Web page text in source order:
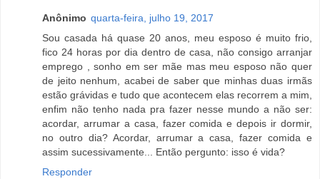
Anônimo quarta-feira, julho 19, 2017
Sou casada há quase 20 anos, meu esposo é muito frio,
fico 24 horas por dia dentro de casa, não consigo arranjar
emprego , sonho em ser mãe mas meu esposo não quer
de jeito nenhum, acabei de saber que minhas duas irmãs
estão grávidas e tudo que acontecem elas recorrem a mim,
enfim não tenho nada pra fazer nesse mundo a não ser:
acordar, arrumar a casa, fazer comida e depois ir dormir,
no outro dia? Acordar, arrumar a casa, fazer comida e
assim sucessivamente... Então pergunto: isso é vida?
Responder